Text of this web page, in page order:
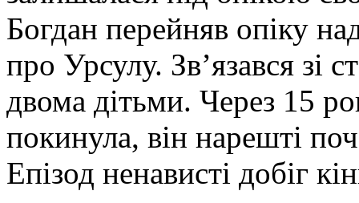
Богдан перейняв опіку
про Урсулу. Зв’язався зі
двома дітьми. Через 15
покинула, він нарешті
Епізод ненависті добіг